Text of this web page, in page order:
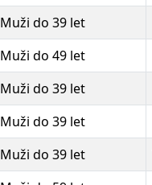
Muži do 39 let
Muži do 49 let
Muži do 39 let
Muži do 39 let
Muži do 39 let